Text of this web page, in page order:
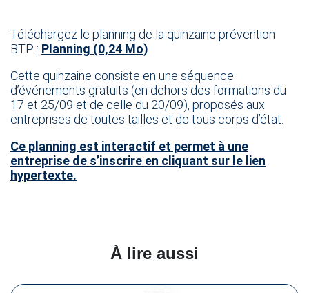
Téléchargez le planning de la quinzaine prévention
BTP : Planning (0,24 Mo)
Cette quinzaine consiste en une séquence
d’événements gratuits (en dehors des formations du
17 et 25/09 et de celle du 20/09), proposés aux
entreprises de toutes tailles et de tous corps d’état.
Ce planning est interactif et permet à une
entreprise de s’inscrire en cliquant sur le lien
hypertexte.
À lire aussi